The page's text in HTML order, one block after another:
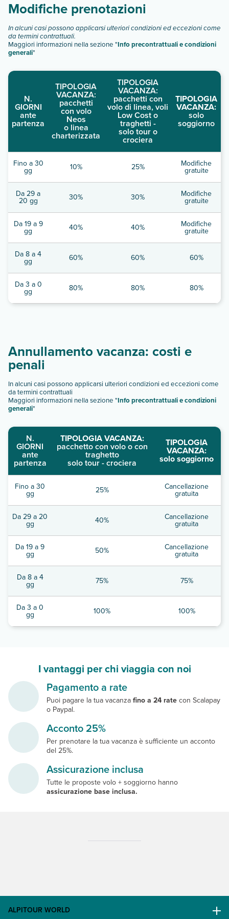
Modifiche prenotazioni
In alcuni casi possono applicarsi ulteriori condizioni ed eccezioni come
da termini contrattuali.
Maggiori informazioni nella sezione "Info precontrattuali e condizioni
generali"
N.
GIORNI
ante
partenza
TIPOLOGIA
VACANZA:
pacchetti
con volo
Neos
o linea
charterizzata
TIPOLOGIA
VACANZA:
pacchetti con
volo di linea, voli
Low Cost o
traghetti -
solo tour o
crociera
TIPOLOGIA
VACANZA:
solo
soggiorno
Fino a 30
gg 10% 25% Modifiche
gratuite
Da 29 a
20 gg 30% 30% Modifiche
gratuite
Da 19 a 9
gg 40% 40% Modifiche
gratuite
Da 8 a 4
gg 60% 60% 60%
Da 3 a 0
gg 80% 80% 80%
Annullamento vacanza: costi e
penali
In alcuni casi possono applicarsi ulteriori condizioni ed eccezioni come
da termini contrattuali
Maggiori informazioni nella sezione "Info precontrattuali e condizioni
generali"
N.
GIORNI
ante
partenza
TIPOLOGIA VACANZA:
pacchetto con volo o con
traghetto
solo tour - crociera
TIPOLOGIA
VACANZA:
solo soggiorno
Fino a 30
gg 25% Cancellazione
gratuita
Da 29 a 20
gg 40% Cancellazione
gratuita
Da 19 a 9
gg 50% Cancellazione
gratuita
Da 8 a 4
gg 75% 75%
Da 3 a 0
gg 100% 100%
I vantaggi per chi viaggia con noi
Pagamento a rate
Puoi pagare la tua vacanzafino a 24 ratecon Scalapay
o Paypal.
Acconto 25%
Per prenotare la tua vacanza è sufficiente un acconto
del 25%.
Assicurazione inclusa
Tutte le proposte volo + soggiorno hanno
assicurazione base inclusa.
ALPITOUR WORLD